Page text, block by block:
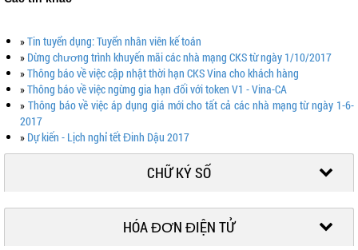
»Tin tuyển dụng: Tuyển nhân viên kế toán
» Dừng chương trình khuyến mãi các nhà mạng CKS từ ngày 1/10/2017
»Thông báo về việc cập nhật thời hạn CKS Vina cho khách hàng
»Thông báo về việc ngừng gia hạn đối với token V1 - Vina-CA
» Thông báo về việc áp dụng giá mới cho tất cả các nhà mạng từ ngày 1-6-
2017
» Dự kiến - Lịch nghỉ tết Đinh Dậu 2017
CHỮ KÝ SỐ
HÓA ĐƠN ĐIỆN TỬ